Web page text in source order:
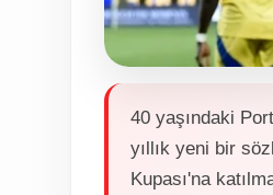
40 yaşındaki
yıllık yeni bir
Kupası'na